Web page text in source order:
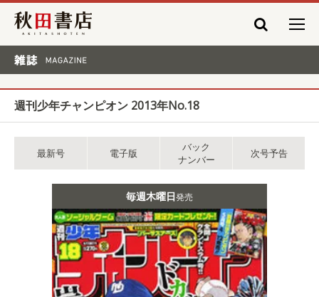
秋田書店
週刊少年チャンピオン 2013年No.18
最新号 電子版
バック
ナンバー
次号予告
毎週木曜日発売